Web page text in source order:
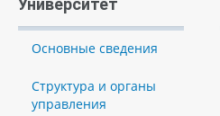
Основные сведения
Структура и органы
управления